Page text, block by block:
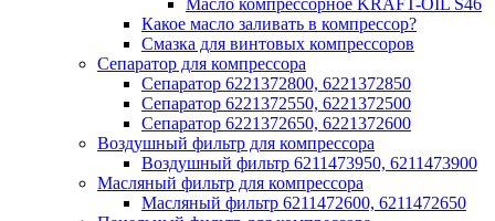
Какое масло заливать в компрессор?
Смазка для винтовых компрессоров
Сепаратор для компрессора
Сепаратор 6221372800, 6221372850
Сепаратор 6221372550, 6221372500
Сепаратор 6221372650, 6221372600
Воздушный фильтр для компрессора
Воздушный фильтр 6211473950, 6211473900
Масляный фильтр для компрессора
Масляный фильтр 6211472600, 6211472650